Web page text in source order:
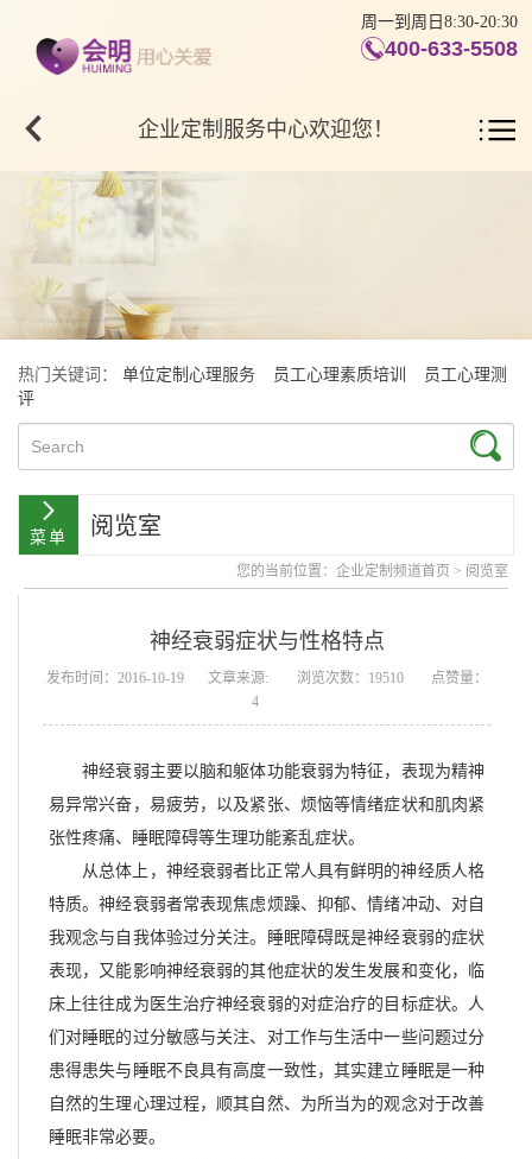
周一到周日8:30-20:30
400-633-5508
企业定制服务中心欢迎您！
热门关键词： 单位定制心理服务 员工心理素质培训
员工心理测
评
阅览室
您的当前位置： 企业定制频道首页 > 阅览室
神经衰弱症状与性格特点
发布时间：2016-10-19 文章来源: 浏览次数：19510
点赞量：
4
神经衰弱主要以脑和躯体功能衰弱为特征，表现为精神
易异常兴奋，易疲劳，以及紧张、烦恼等情绪症状和肌肉紧
张性疼痛、睡眠障碍等生理功能紊乱症状。
从总体上，神经衰弱者比正常人具有鲜明的神经质人格
特质。神经衰弱者常表现焦虑烦躁、抑郁、情绪冲动、对自
我观念与自我体验过分关注。睡眠障碍既是神经衰弱的症状
表现，又能影响神经衰弱的其他症状的发生发展和变化，临
床上往往成为医生治疗神经衰弱的对症治疗的目标症状。人
们对睡眠的过分敏感与关注、对工作与生活中一些问题过分
患得患失与睡眠不良具有高度一致性，其实建立睡眠是一种
自然的生理心理过程，顺其自然、为所当为的观念对于改善
睡眠非常必要。